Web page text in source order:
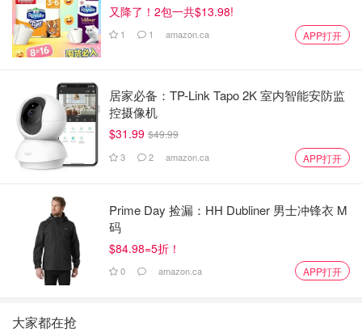
又降了！2包一共$13.98!
1 1 amazon.ca APP打开
居家必备：TP-Link Tapo 2K 室内智能安防监
控摄像机
$31.99 $49.99
3 2 amazon.ca APP打开
Prime Day 捡漏：HH Dubliner 男士冲锋衣 M
码
$84.98=5折！
0 amazon.ca APP打开
大家都在抢